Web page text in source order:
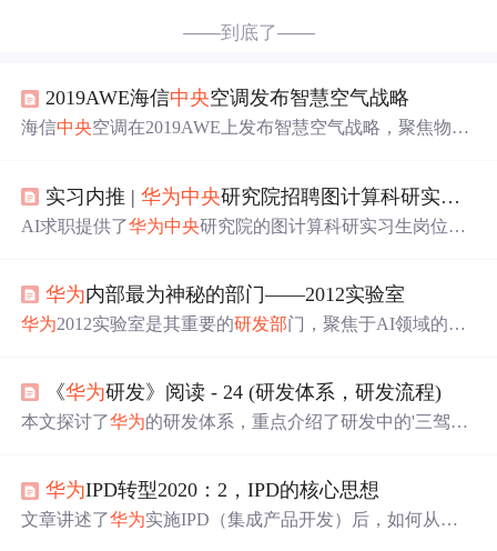
——到底了——
2019AWE海信中央空调发布智慧空气战略
海信中央空调在2019AWE上发布智慧空气战略，聚焦物联
实习内推 |华为中央研究院招聘图计算科研实习生（杭州/上海/南京等）
AI求职提供了华为中央研究院的图计算科研实习生岗位，
多个技术领域，要求扎实的编程能力和研究背景。此外，
文章还提到了学术界多个高校的硕博招生信息。
华为内部最为神秘的部门——2012实验室
华为2012实验室是其重要的研发部门，聚焦于AI领域的前
《华为研发》阅读 - 24 (研发体系，研发流程)
本文探讨了华为的研发体系，重点介绍了研发中的'三驾马
华为IPD转型2020：2，IPD的核心思想
文章讲述了华为实施IPD（集成产品开发）后，如何从以